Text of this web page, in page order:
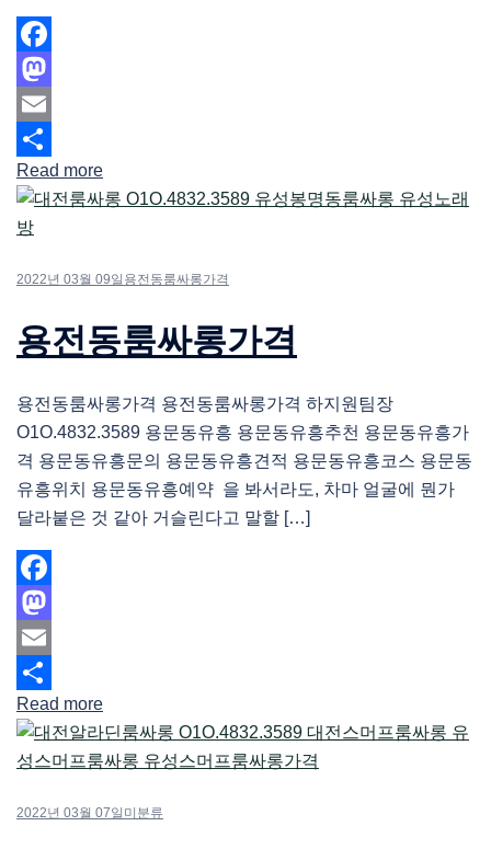
Facebook
Mastodon
Email
Share
Read more
2022년 03월 09일 용전동룸싸롱가격
용전동룸싸롱가격
용전동룸싸롱가격 용전동룸싸롱가격 하지원팀장
O1O.4832.3589 용문동유흥 용문동유흥추천 용문동유흥가
격 용문동유흥문의 용문동유흥견적 용문동유흥코스 용문동
유흥위치 용문동유흥예약 을 봐서라도, 차마 얼굴에 뭔가
달라붙은 것 같아 거슬린다고 말할 […]
Facebook
Mastodon
Email
Share
Read more
2022년 03월 07일 미분류